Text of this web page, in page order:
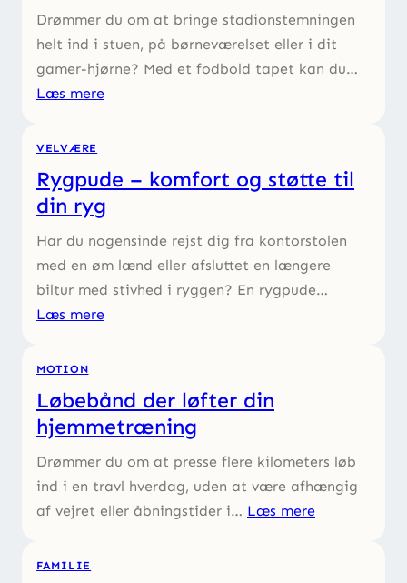
Drømmer du om at bringe stadionstemningen
helt ind i stuen, på børneværelset eller i dit
gamer-hjørne? Med et fodbold tapet kan du…
Læs mere
VELVÆRE
Rygpude – komfort og støtte til
din ryg
Har du nogensinde rejst dig fra kontorstolen
med en øm lænd eller afsluttet en længere
biltur med stivhed i ryggen? En rygpude…
Læs mere
MOTION
Løbebånd der løfter din
hjemmetræning
Drømmer du om at presse flere kilometers løb
ind i en travl hverdag, uden at være afhængig
af vejret eller åbningstider i… Læs mere
FAMILIE